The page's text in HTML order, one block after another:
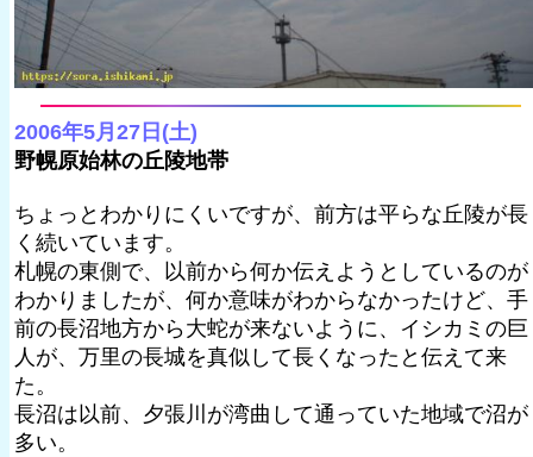
2006年5月27日(土)
野幌原始林の丘陵地帯
ちょっとわかりにくいですが、前方は平らな丘陵が長
く続いています。
札幌の東側で、以前から何か伝えようとしているのが
わかりましたが、何か意味がわからなかったけど、手
前の長沼地方から大蛇が来ないように、イシカミの巨
人が、万里の長城を真似して長くなったと伝えて来
た。
長沼は以前、夕張川が湾曲して通っていた地域で沼が
多い。